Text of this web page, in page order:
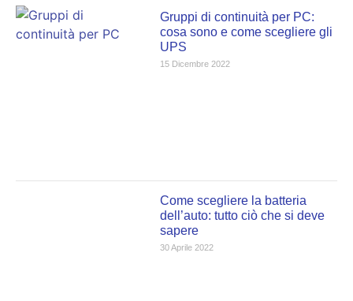
Gruppi di continuità per PC:
cosa sono e come scegliere gli
UPS
15 Dicembre 2022
Come scegliere la batteria
dell’auto: tutto ciò che si deve
sapere
30 Aprile 2022